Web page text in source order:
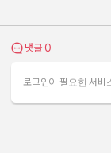
댓글 보기
댓글 0
로그인이 필요한 서비